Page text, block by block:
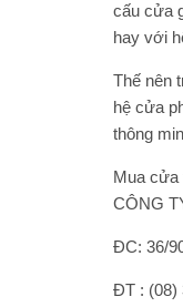
cấu cửa
hay với
Thế nên
hệ cửa
thông
Mua cửa
CÔNG
ĐC: 36/
ĐT : (08)